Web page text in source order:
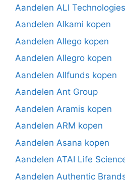
Aandelen ALI
Aandelen Alkami kopen
Aandelen Allego kopen
Aandelen Allegro kopen
Aandelen Allfunds kopen
Aandelen Ant Group
Aandelen Aramis kopen
Aandelen ARM kopen
Aandelen Asana kopen
Aandelen ATAI Life
Aandelen Authentic